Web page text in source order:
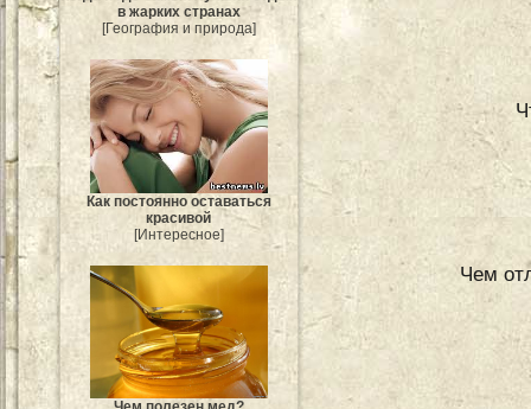
в жарких странах
[География и природа]
Как постоянно оставаться
красивой
[Интересное]
Чем